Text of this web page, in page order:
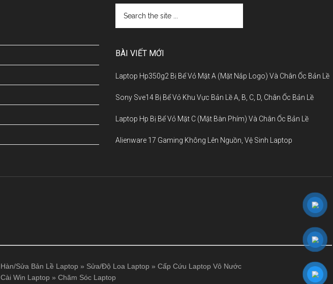
BÀI VIẾT MỚI
Laptop Hp350g2 Bị Bể Vỏ Mặt A (Mặt Nắp Logo) Và Chân Ốc Bản Lề
Sony Sve14 Bị Bể Vỏ Khu Vực Bản Lề A, B, C, D, Chân Ốc Bản Lề
Laptop Hp Bị Bể Vỏ Mặt C (Mặt Bàn Phím) Và Chân Ốc Bản Lề
Alienware 17 Gaming Không Lên Nguồn, Vệ Sinh Laptop
Hàn/Sửa Bản Lề Laptop » Sửa/Độ Loa Laptop » Cấp Cứu Laptop Vô Nước
Cài Win Laptop » Chăm Sóc Laptop